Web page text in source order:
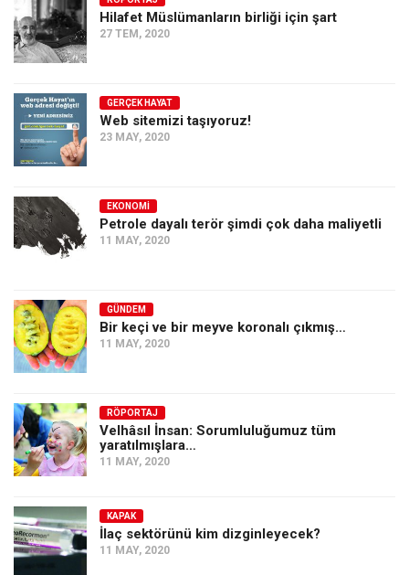
Ekonomi
Spor
Sağlık
Gıda-Beslenme
Türkiye
Siyaset
Dünya
Asya
Amerika
Avustralya
Tarih
Düşünce
Dosyalar
Hilafet Müslümanların birliği için şart
27 TEM, 2020
GERÇEK HAYAT
Web sitemizi taşıyoruz!
23 MAY, 2020
EKONOMI
Petrole dayalı terör şimdi çok daha maliyetli
11 MAY, 2020
GÜNDEM
Bir keçi ve bir meyve koronalı çıkmış…
11 MAY, 2020
RÖPORTAJ
Velhâsıl İnsan: Sorumluluğumuz tüm
yaratılmışlara…
11 MAY, 2020
KAPAK
İlaç sektörünü kim dizginleyecek?
11 MAY, 2020